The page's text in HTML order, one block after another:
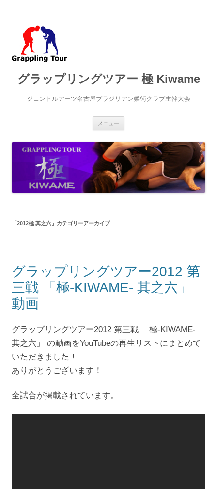
グラップリングツアー 極 Kiwame
ジェントルアーツ名古屋ブラジリアン柔術クラブ主幹大会
メニュー
ン
ツ
へ
ス
キ
ッ
プ
「2012極 其之六 」カテゴリーアーカイブ
グラップリングツアー2012 第
三戦 「極-KIWAME- 其之六」
動画
グラップリングツアー2012 第三戦 「極-KIWAME-
其之六」 の動画をYouTubeの再生リストにまとめて
いただきました！
ありがとうございます！
全試合が掲載されています。